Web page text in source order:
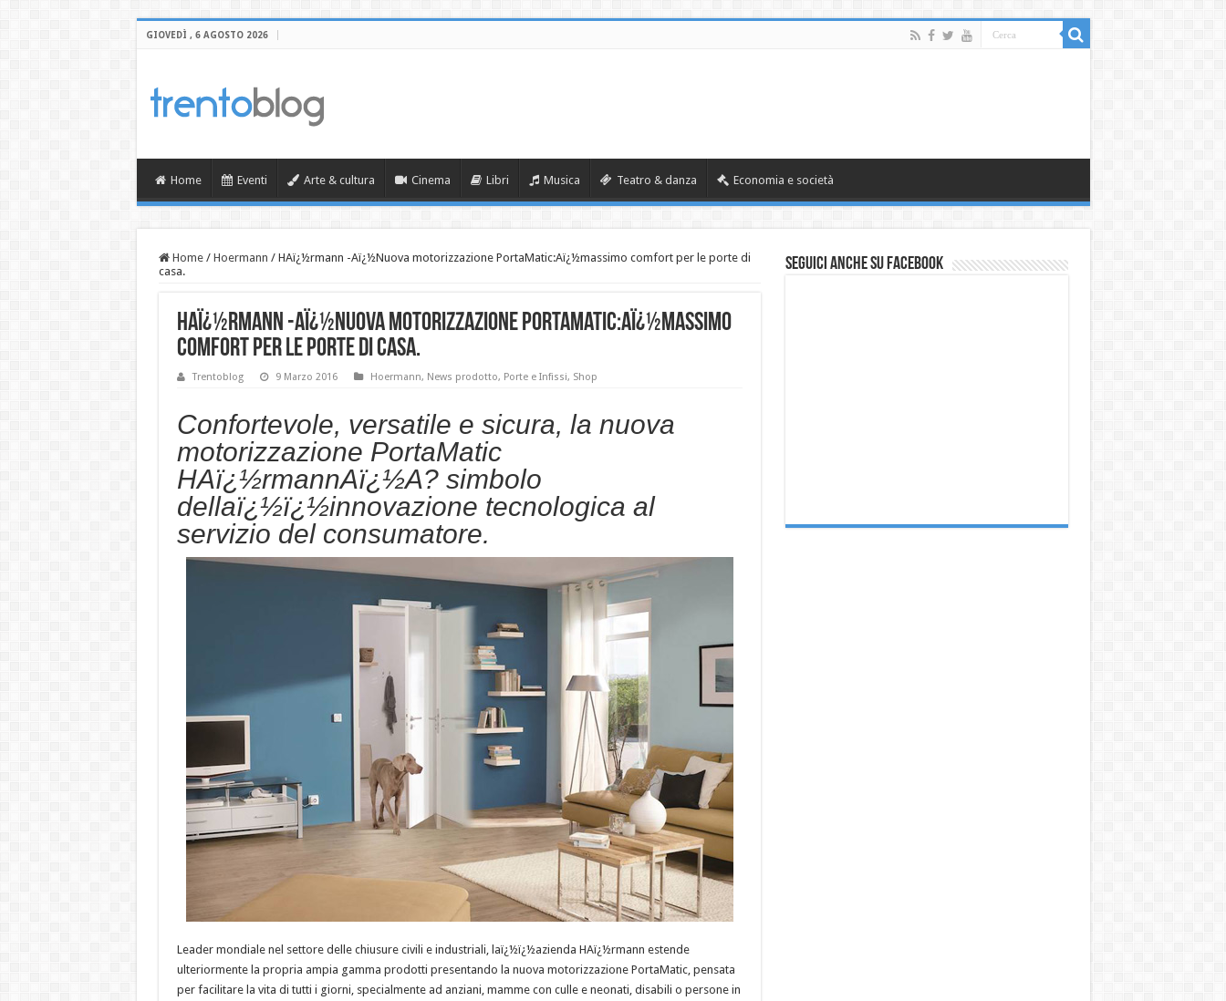
GIOVEDÌ , 6 AGOSTO 2026
Home Eventi Arte & cultura Cinema Libri Musica Teatro & danza Economia e società
Home / Hoermann / HAï¿½rmann -Aï¿½Nuova motorizzazione PortaMatic:Aï¿½massimo comfort per le porte di
casa.
HAï¿½rmann -Aï¿½Nuova motorizzazione PortaMatic:Aï¿½massimo
comfort per le porte di casa.
Trentoblog 9 Marzo 2016 Hoermann, News prodotto, Porte e Infissi, Shop
Confortevole, versatile e sicura, la nuova
motorizzazione PortaMatic
HAï¿½rmannAï¿½A? simbolo
dellaï¿½ï¿½innovazione tecnologica al
servizio del consumatore.
Leader mondiale nel settore delle chiusure civili e industriali, laï¿½ï¿½azienda HAï¿½rmann estende
ulteriormente la propria ampia gamma prodotti presentando la nuova motorizzazione PortaMatic, pensata
per facilitare la vita di tutti i giorni, specialmente ad anziani, mamme con culle e neonati, disabili o persone in
Seguici anche su Facebook